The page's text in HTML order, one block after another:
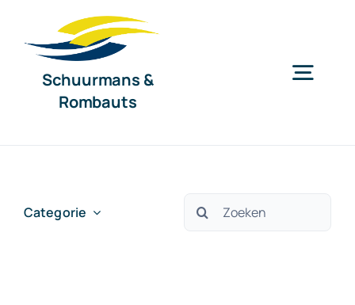
naar
Schuurmans &
Rombauts
Categorie
Zoeken